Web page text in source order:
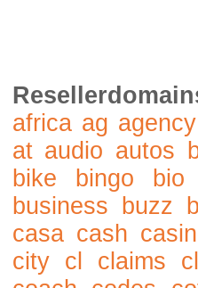
africa ag agency
at audio autos
bike
bingo bio
business
buzz
casa cash
city
cl claims